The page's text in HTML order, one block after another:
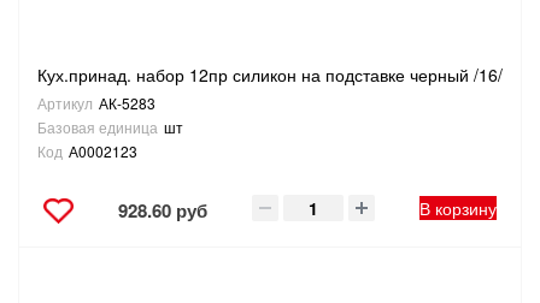
Кух.принад. набор 12пр силикон на подставке черный /16/
Артикул АК-5283
Базовая единица шт
Код А0002123
928.60 руб В корзину